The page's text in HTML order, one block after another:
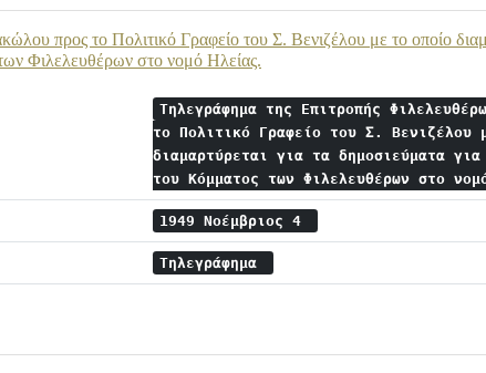
προς το Πολιτικό Γραφείο του Σ. Βενιζέλου με το οποίο
Φιλελευθέρων στο νομό Ηλείας.
Τηλεγράφημα της Επιτροπής
το Πολιτικό Γραφείο του Σ. Βενιζέλου
διαμαρτύρεται για τα δημοσιεύματα
του Κόμματος των Φιλελευθέρων στο
1949 Νοέμβριος 4
Τηλεγράφημα